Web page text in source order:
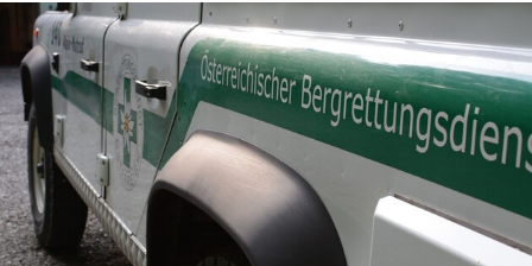
search
Suchbegriff
eingeben
© Krone Multimedia GmbH & Co KG 2026
Muthgasse 2, 1190 Wien